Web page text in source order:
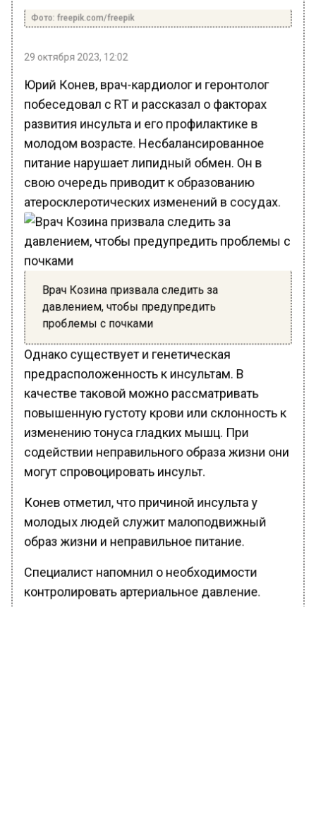
Фото: freepik.com/freepik
29 октября 2023, 12:02
Юрий Конев, врач-кардиолог и геронтолог
побеседовал с RT и рассказал о факторах
развития инсульта и его профилактике в
молодом возрасте. Несбалансированное
питание нарушает липидный обмен. Он в
свою очередь приводит к образованию
атеросклеротических изменений в сосудах.
Врач Козина призвала следить за
давлением, чтобы предупредить
проблемы с почками
Однако существует и генетическая
предрасположенность к инсультам. В
качестве таковой можно рассматривать
повышенную густоту крови или склонность к
изменению тонуса гладких мышц. При
содействии неправильного образа жизни они
могут спровоцировать инсульт.
Конев отметил, что причиной инсульта у
молодых людей служит малоподвижный
образ жизни и неправильное питание.
Специалист напомнил о необходимости
контролировать артериальное давление.